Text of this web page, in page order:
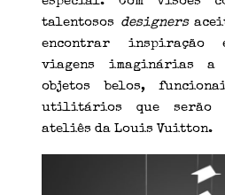
talentosos designers
encontrar inspiração
viagens imaginárias a
objetos belos,
utilitários que serão
ateliês da Louis Vuitton.